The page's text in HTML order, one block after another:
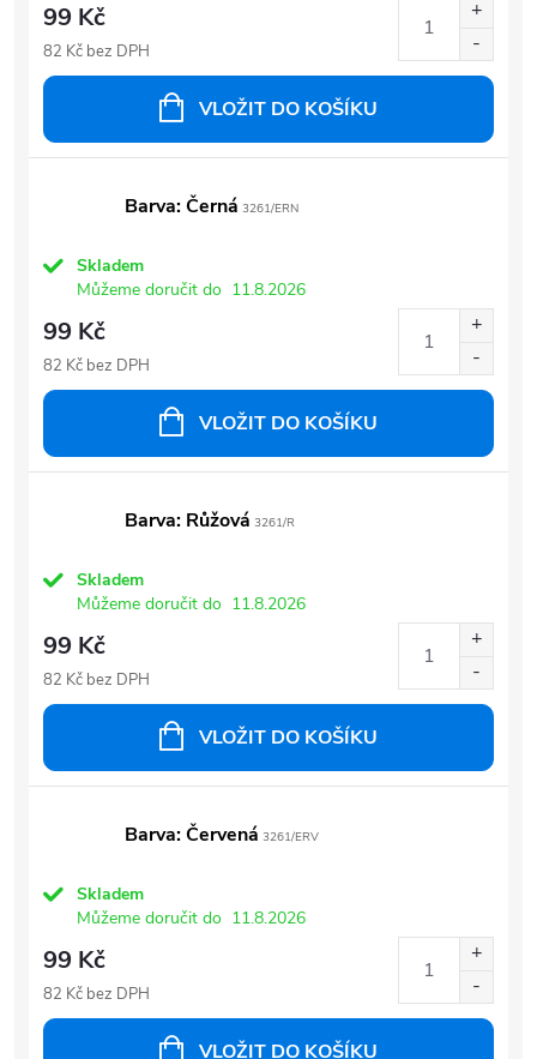
99 Kč
82 Kč bez DPH
VLOŽIT DO KOŠÍKU
Barva: Černá 3261/ERN
Skladem
Můžeme doručit do 11.8.2026
99 Kč
82 Kč bez DPH
VLOŽIT DO KOŠÍKU
Barva: Růžová 3261/R
Skladem
Můžeme doručit do 11.8.2026
99 Kč
82 Kč bez DPH
VLOŽIT DO KOŠÍKU
Barva: Červená 3261/ERV
Skladem
Můžeme doručit do 11.8.2026
99 Kč
82 Kč bez DPH
VLOŽIT DO KOŠÍKU